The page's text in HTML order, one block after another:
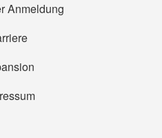
Anmeldung